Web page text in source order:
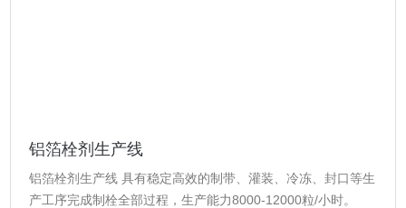
铝箔栓剂生产线
铝箔栓剂生产线 具有稳定高效的制带、灌装、冷冻、封口等生
产工序完成制栓全部过程，生产能力8000-12000粒/小时。